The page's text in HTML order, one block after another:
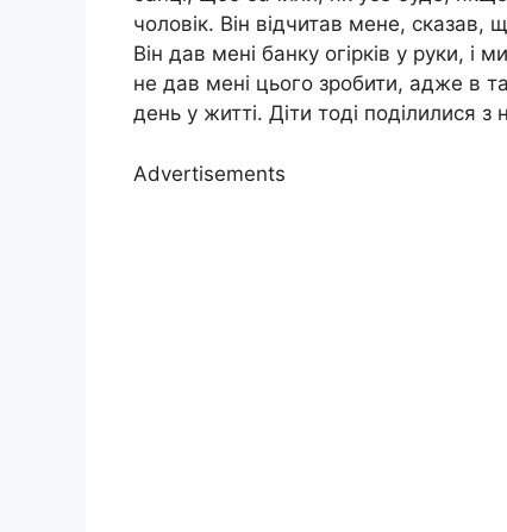
чоловік. Він відчитав мене, сказав,
Він дав мені банку огірків у руки, і
не дав мені цього зробити, адже в
день у житті. Діти тоді поділилися
Advertisements